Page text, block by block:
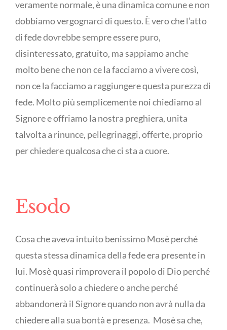
veramente normale, è una dinamica comune e non
dobbiamo vergognarci di questo. È vero che l’atto
di fede dovrebbe sempre essere puro,
disinteressato, gratuito, ma sappiamo anche
molto bene che non ce la facciamo a vivere così,
non ce la facciamo a raggiungere questa purezza di
fede. Molto più semplicemente noi chiediamo al
Signore e offriamo la nostra preghiera, unita
talvolta a rinunce, pellegrinaggi, offerte, proprio
per chiedere qualcosa che ci sta a cuore.
Esodo
Cosa che aveva intuito benissimo Mosè perché
questa stessa dinamica della fede era presente in
lui. Mosè quasi rimprovera il popolo di Dio perché
continuerà solo a chiedere o anche perché
abbandonerà il Signore quando non avrà nulla da
chiedere alla sua bontà e presenza. Mosè sa che,